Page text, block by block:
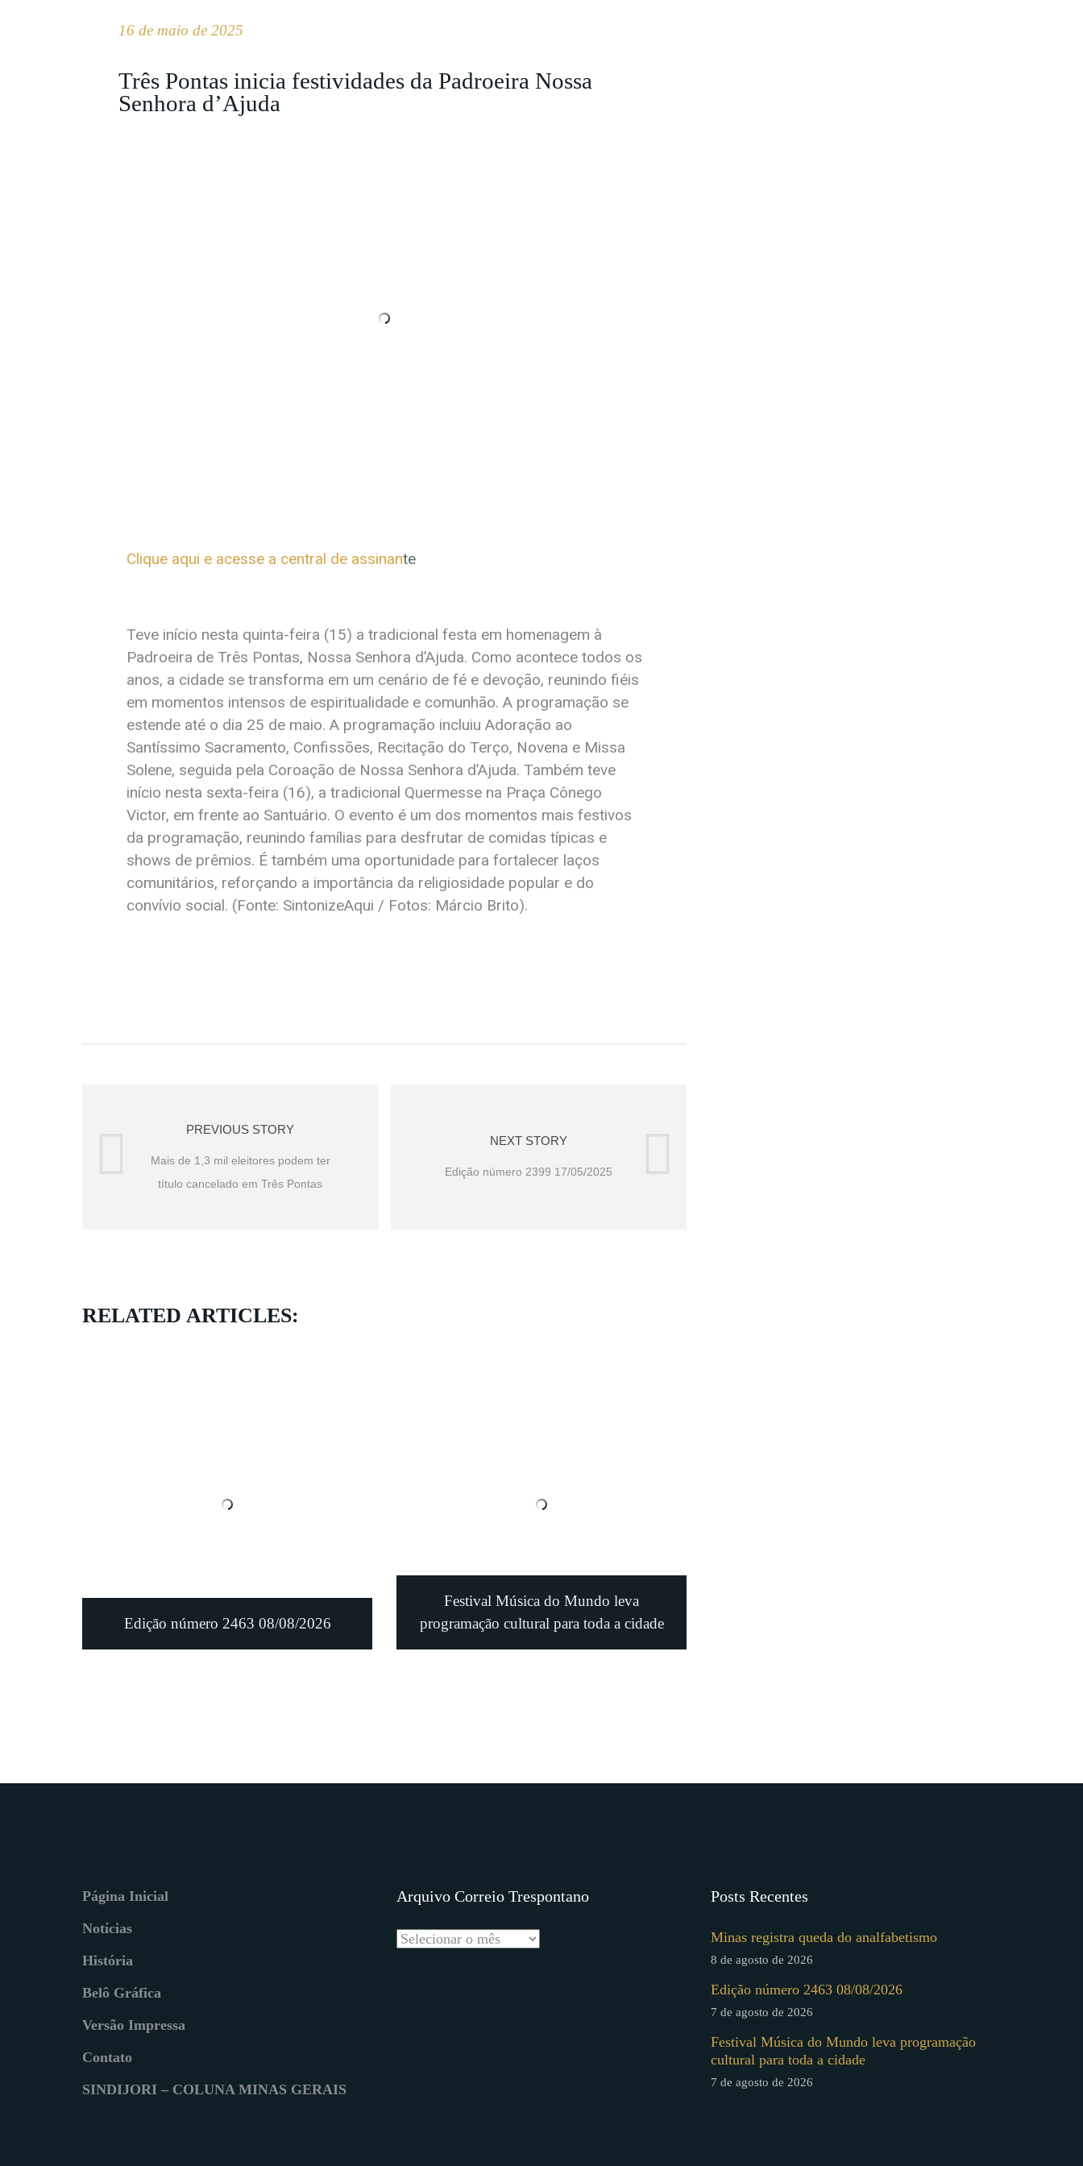
16 de maio de 2025
Três Pontas inicia festividades da Padroeira Nossa
Senhora d’Ajuda
Clique aqui e acesse a central de assinante
Teve início nesta quinta-feira (15) a tradicional festa em homenagem à
Padroeira de Três Pontas, Nossa Senhora d’Ajuda. Como acontece todos os
anos, a cidade se transforma em um cenário de fé e devoção, reunindo fiéis
em momentos intensos de espiritualidade e comunhão. A programação se
estende até o dia 25 de maio. A programação incluiu Adoração ao
Santíssimo Sacramento, Confissões, Recitação do Terço, Novena e Missa
Solene, seguida pela Coroação de Nossa Senhora d’Ajuda. Também teve
início nesta sexta-feira (16), a tradicional Quermesse na Praça Cônego
Victor, em frente ao Santuário. O evento é um dos momentos mais festivos
da programação, reunindo famílias para desfrutar de comidas típicas e
shows de prêmios. É também uma oportunidade para fortalecer laços
comunitários, reforçando a importância da religiosidade popular e do
convívio social. (Fonte: SintonizeAqui / Fotos: Márcio Brito).
PREVIOUS STORY
Mais de 1,3 mil eleitores podem ter
título cancelado em Três Pontas
NEXT STORY
Edição número 2399 17/05/2025
RELATED ARTICLES:
Edição número 2463 08/08/2026
Festival Música do Mundo leva
programação cultural para toda a cidade
Página Inicial
Notícias
História
Belô Gráfica
Versão Impressa
Contato
SINDIJORI – COLUNA MINAS GERAIS
Arquivo Correio Trespontano Posts Recentes
Minas registra queda do analfabetismo
8 de agosto de 2026
Edição número 2463 08/08/2026
7 de agosto de 2026
Festival Música do Mundo leva programação
cultural para toda a cidade
7 de agosto de 2026